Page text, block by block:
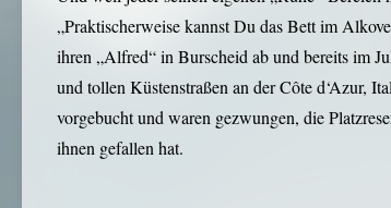
„Praktischerweise kannst Du das Bett im
ihren „Alfred“ in Burscheid ab und bereits im
und tollen Küstenstraßen an der Côte d‘Azur,
vorgebucht und waren gezwungen, die
ihnen gefallen hat.